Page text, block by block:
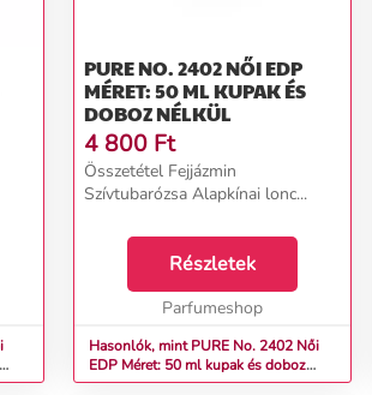
PURE NO. 2402 NŐI EDP
MÉRET: 50 ML KUPAK ÉS
DOBOZ NÉLKÜL
4 800 Ft
Összetétel Fejjázmin
Szívtubarózsa Alapkínai lonc...
Részletek
Parfumeshop
Hasonlók, mint PURE No. 2402 Női
EDP Méret: 50 ml kupak és doboz
nélkül